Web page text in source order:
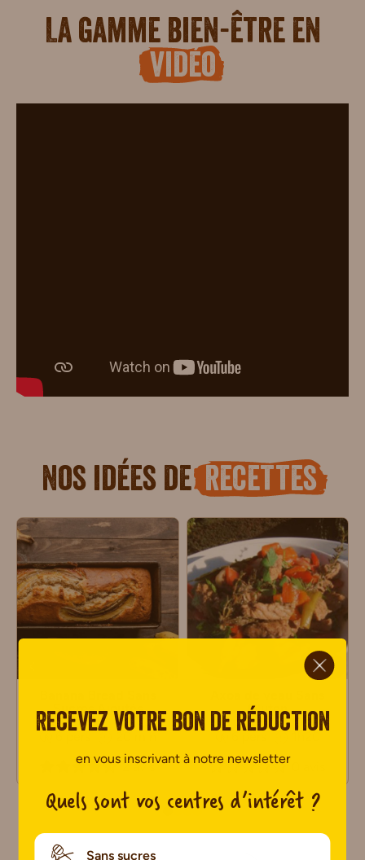
La gamme bien-être en
vidéo
Nos idées de recettes
Sucres Ajoutés
2 avis
Gluten
Recevez votre bon de réduction
en vous inscrivant à notre newsletter
Quels sont vos centres d’intérêt ?
Sans sucres